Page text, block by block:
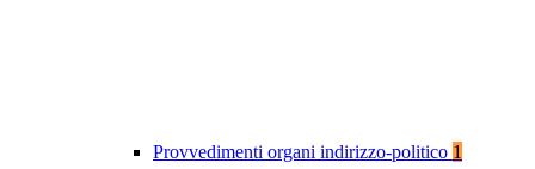
Provvedimenti organi indirizzo-politico 1